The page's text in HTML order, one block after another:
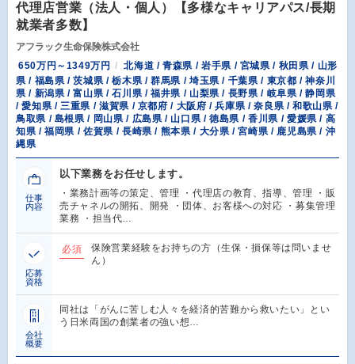
代理店営業（法人・個人）【多様なキャリアパス/長期
就業者多数】
アフラック生命保険株式会社
650万円～1349万円
北海道 / 青森県 / 岩手県 / 宮城県 / 秋田県 / 山形
県 / 福島県 / 茨城県 / 栃木県 / 群馬県 / 埼玉県 / 千葉県 / 東京都 / 神奈川
県 / 新潟県 / 富山県 / 石川県 / 福井県 / 山梨県 / 長野県 / 岐阜県 / 静岡県
/ 愛知県 / 三重県 / 滋賀県 / 京都府 / 大阪府 / 兵庫県 / 奈良県 / 和歌山県 /
鳥取県 / 島根県 / 岡山県 / 広島県 / 山口県 / 徳島県 / 香川県 / 愛媛県 / 高
知県 / 福岡県 / 佐賀県 / 長崎県 / 熊本県 / 大分県 / 宮崎県 / 鹿児島県 / 沖
縄県
仕事
内容
以下業務をお任せします。
・業務計画等の策定、管理 ・代理店の教育、指導、管理 ・販
売チャネルの開拓、開発 ・団体、お客様への対応 ・募集管理
業務 ・担当代…
応募
資格
必須
保険営業経験をお持ちの方（生保・損保等は問いませ
ん）
会社
概要
同社は「がんに苦しむ人々を経済的苦難から救いたい」とい
う日米両国の創業者の強い想…